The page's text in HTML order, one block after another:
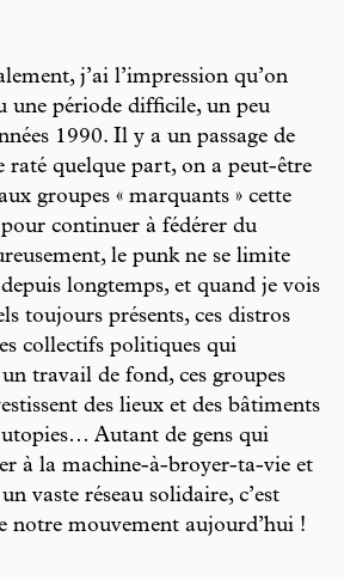
j’ai l’impression qu’on
une période difficile, un peu
1990. Il y a un passage de
raté quelque part, on a peut-être
groupes « marquants » cette
continuer à fédérer du
le punk ne se limite
longtemps, et quand je vois
toujours présents, ces distros
collectifs politiques qui
travail de fond, ces groupes
des lieux et des bâtiments
Autant de gens qui
à la machine-à-broyer-ta-vie et
vaste réseau solidaire, c’est
notre mouvement aujourd’hui !